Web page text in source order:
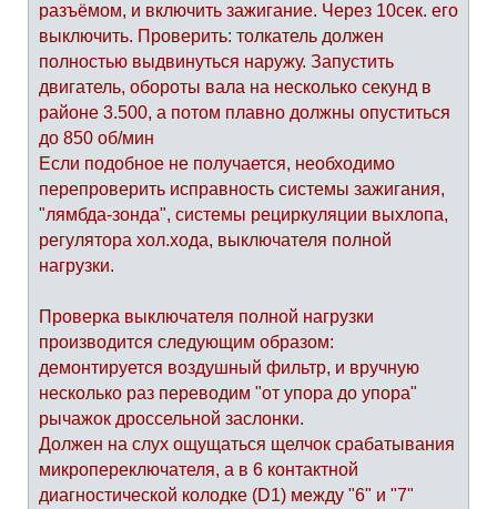
разъёмом, и включить зажигание. Через 10сек. его
выключить. Проверить: толкатель должен
полностью выдвинуться наружу. Запустить
двигатель, обороты вала на несколько секунд в
районе 3.500, а потом плавно должны опуститься
до 850 об/мин
Если подобное не получается, необходимо
перепроверить исправность системы зажигания,
"лямбда-зонда", системы рециркуляции выхлопа,
регулятора хол.хода, выключателя полной
нагрузки.
Проверка выключателя полной нагрузки
производится следующим образом:
демонтируется воздушный фильтр, и вручную
несколько раз переводим "от упора до упора"
рычажок дроссельной заслонки.
Должен на слух ощущаться щелчок срабатывания
микропереключателя, а в 6 контактной
диагностической колодке (D1) между "6" и "7"